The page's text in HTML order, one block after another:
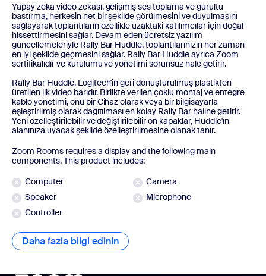
Yapay zeka video zekası, gelişmiş ses toplama ve gürültü
bastırma, herkesin net bir şekilde görülmesini ve duyulmasını
sağlayarak toplantıların özellikle uzaktaki katılımcılar için doğal
hissettirmesini sağlar. Devam eden ücretsiz yazılım
güncellemeleriyle Rally Bar Huddle, toplantılarınızın her zaman
en iyi şekilde geçmesini sağlar. Rally Bar Huddle ayrıca Zoom
sertifikalıdır ve kurulumu ve yönetimi sorunsuz hale getirir.
Rally Bar Huddle, Logitech'in geri dönüştürülmüş plastikten
üretilen ilk video barıdır. Birlikte verilen çoklu montaj ve entegre
kablo yönetimi, onu bir Cihaz olarak veya bir bilgisayarla
eşleştirilmiş olarak dağıtılması en kolay Rally Bar haline getirir.
Yeni özelleştirilebilir ve değiştirilebilir ön kapaklar, Huddle'ın
alanınıza uyacak şekilde özelleştirilmesine olanak tanır.
Zoom Rooms requires a display and the following main
components. This product includes:
Computer
Camera
Speaker
Microphone
Controller
Daha fazla bilgi edinin Daha fazla bilgi edinin